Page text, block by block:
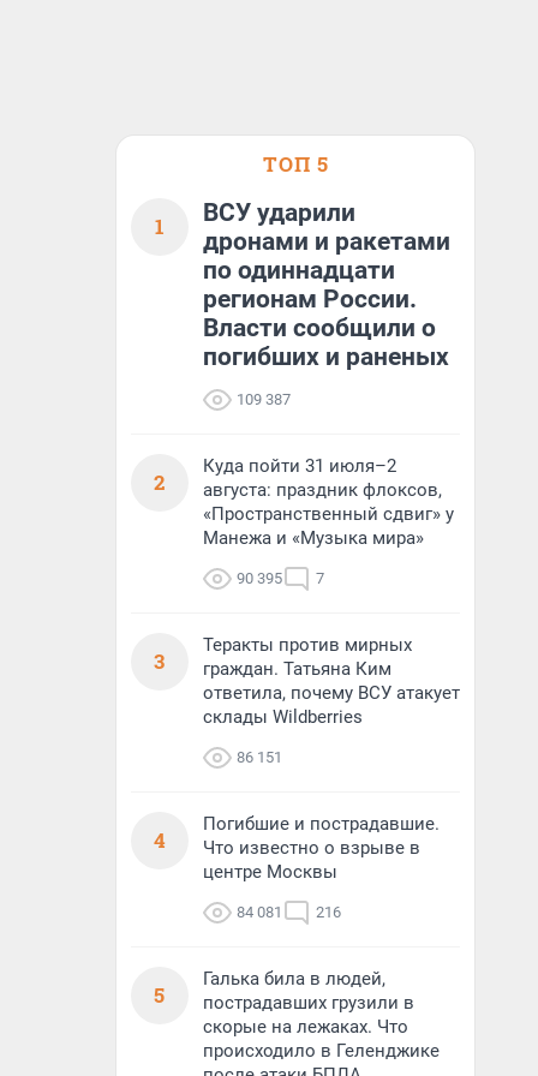
ТОП 5
1
ВСУ ударили
дронами и ракетами
по одиннадцати
регионам России.
Власти сообщили о
погибших и раненых
109 387
2
Куда пойти 31 июля–2
августа: праздник флоксов,
«Пространственный сдвиг» у
Манежа и «Музыка мира»
90 395 7
3
Теракты против мирных
граждан. Татьяна Ким
ответила, почему ВСУ атакует
склады Wildberries
86 151
4
Погибшие и пострадавшие.
Что известно о взрыве в
центре Москвы
84 081 216
5
Галька била в людей,
пострадавших грузили в
скорые на лежаках. Что
происходило в Геленджике